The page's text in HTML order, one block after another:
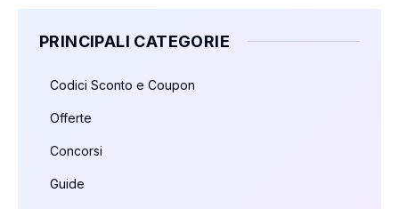
PRINCIPALI CATEGORIE
Codici Sconto e Coupon
Offerte
Concorsi
Guide